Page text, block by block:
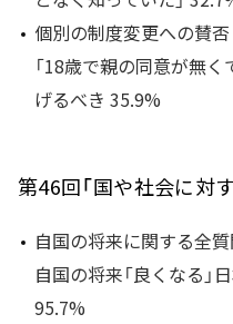
個別の制度変更への賛否
「18歳で親の同意が無
げるべき 35.9%
第46回「国や社会に対す
自国の将来に関する全
自国の将来「良くなる
95.7%